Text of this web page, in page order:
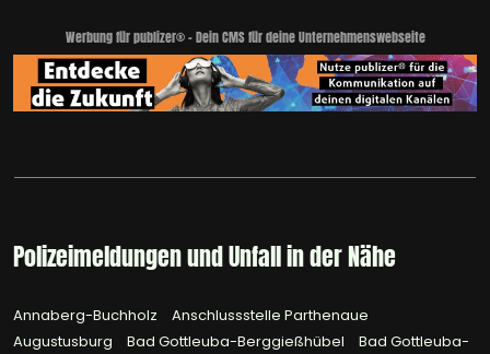
Werbung für publizer® - Dein CMS für deine Unternehmenswebseite
Polizeimeldungen und Unfall in der Nähe
Annaberg-Buchholz
Anschlussstelle Parthenaue
Augustusburg
Bad Gottleuba-Berggießhübel
Bad Gottleuba-